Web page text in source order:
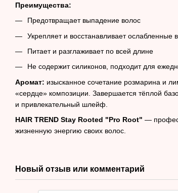
Преимущества:
Предотвращает выпадение волос
Укрепляет и восстанавливает ослабленные
Питает и разглаживает по всей длине
Не содержит силиконов, подходит для
Аромат: изысканное сочетание розмарина и
«сердце» композиции. Завершается тёплой
и привлекательный шлейф.
HAIR TREND Stay Rooted "Pro Root" —
жизненную энергию своих волос.
Новый отзыв или комментарий